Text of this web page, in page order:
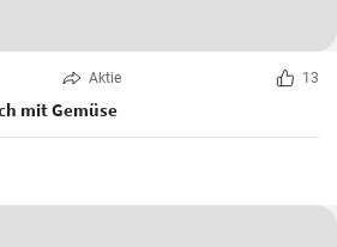
Aktie 13
mit Gemüse